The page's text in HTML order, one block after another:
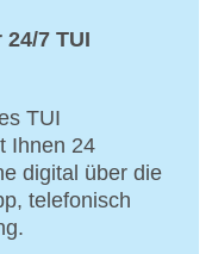
7 TUI
TUI
Ihnen 24
digital über die
telefonisch